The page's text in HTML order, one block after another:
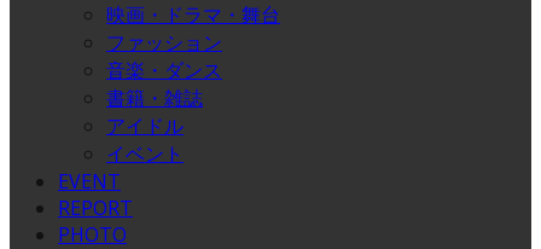
映画・ドラマ・舞台
ファッション
音楽・ダンス
書籍・雑誌
アイドル
イベント
EVENT
REPORT
PHOTO